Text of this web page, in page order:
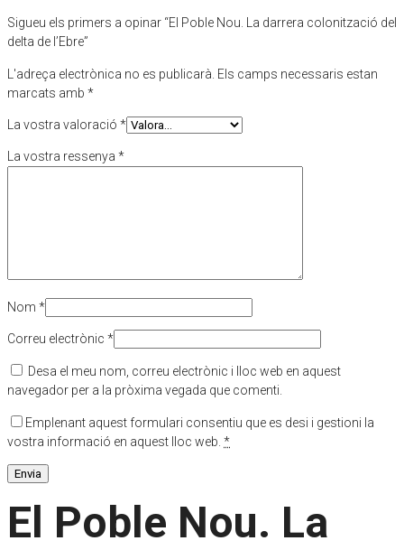
Sigueu els primers a opinar “El Poble Nou. La darrera colonització del
delta de l’Ebre”
L'adreça electrònica no es publicarà. Els camps necessaris estan
marcats amb *
La vostra valoració *
La vostra ressenya *
Nom *
Correu electrònic *
Desa el meu nom, correu electrònic i lloc web en aquest
navegador per a la pròxima vegada que comenti.
Emplenant aquest formulari consentiu que es desi i gestioni la
vostra informació en aquest lloc web. *
El Poble Nou. La